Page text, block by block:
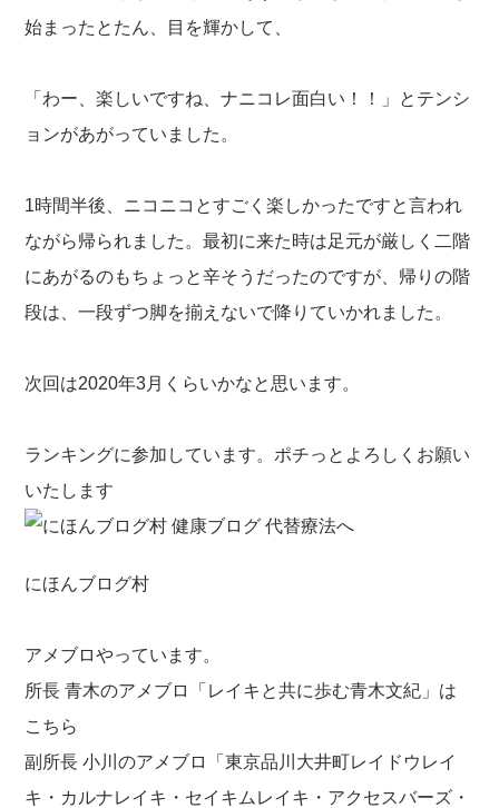
始まったとたん、目を輝かして、
「わー、楽しいですね、ナニコレ面白い！！」とテンシ
ョンがあがっていました。
1時間半後、ニコニコとすごく楽しかったですと言われ
ながら帰られました。最初に来た時は足元が厳しく二階
にあがるのもちょっと辛そうだったのですが、帰りの階
段は、一段ずつ脚を揃えないで降りていかれました。
次回は2020年3月くらいかなと思います。
ランキングに参加しています。ポチっとよろしくお願い
いたします
にほんブログ村
アメブロやっています。
所長 青木のアメブロ「レイキと共に歩む青木文紀」は
こちら
副所長 小川のアメブロ「東京品川大井町レイドウレイ
キ・カルナレイキ・セイキムレイキ・アクセスバーズ・